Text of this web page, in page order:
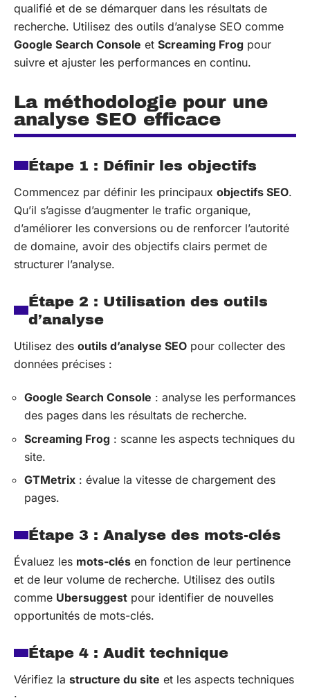
qualifié et de se démarquer dans les résultats de
recherche. Utilisez des outils d’analyse SEO comme
Google Search Console et Screaming Frog pour
suivre et ajuster les performances en continu.
La méthodologie pour une
analyse SEO efficace
Étape 1 : Définir les objectifs
Commencez par définir les principaux objectifs SEO.
Qu’il s’agisse d’augmenter le trafic organique,
d’améliorer les conversions ou de renforcer l’autorité
de domaine, avoir des objectifs clairs permet de
structurer l’analyse.
Étape 2 : Utilisation des outils
d’analyse
Utilisez des outils d’analyse SEO pour collecter des
données précises :
Google Search Console : analyse les performances
des pages dans les résultats de recherche.
Screaming Frog : scanne les aspects techniques du
site.
GTMetrix : évalue la vitesse de chargement des
pages.
Étape 3 : Analyse des mots-clés
Évaluez les mots-clés en fonction de leur pertinence
et de leur volume de recherche. Utilisez des outils
comme Ubersuggest pour identifier de nouvelles
opportunités de mots-clés.
Étape 4 : Audit technique
Vérifiez la structure du site et les aspects techniques